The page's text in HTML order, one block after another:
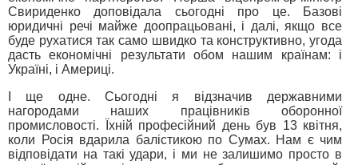
Свириденко доповідала сьогодні про це. Базові
юридичні речі майже доопрацьовані, і далі, якщо все
буде рухатися так само швидко та конструктивно, угода
дасть економічні результати обом нашим країнам: і
Україні, і Америці.
І ще одне. Сьогодні я відзначив державними
нагородами наших працівників оборонної
промисловості. Їхній професійний день був 13 квітня,
коли Росія вдарила балістикою по Сумах. Нам є чим
відповідати на такі удари, і ми не залишимо просто в